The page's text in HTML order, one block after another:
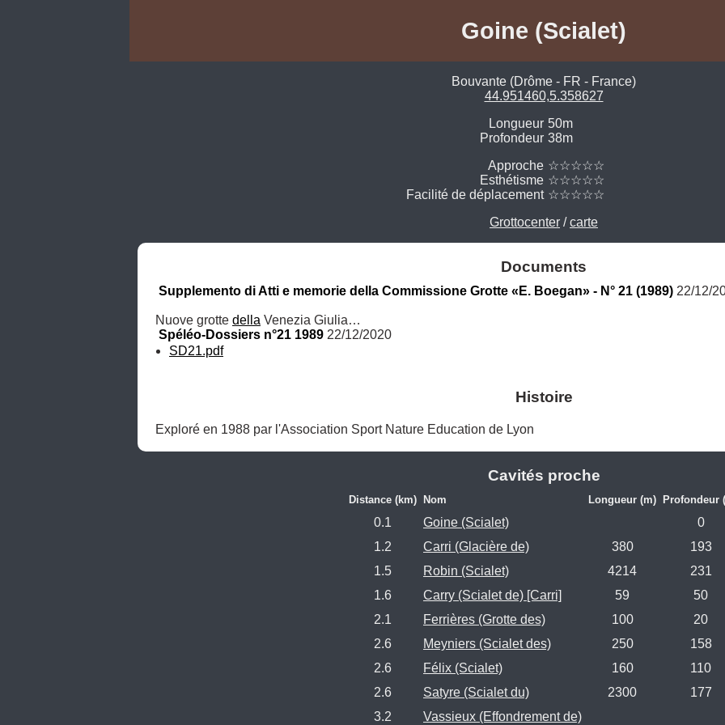
Goine (Scialet)
Bouvante (Drôme - FR - France)
44.951460,5.358627
Longueur 50m
Profondeur 38m
Approche ☆☆☆☆☆
Esthétisme ☆☆☆☆☆
Facilité de déplacement ☆☆☆☆☆
Grottocenter /carte
Documents
Supplemento di Atti e memorie della Commissione Grotte «E. Boegan» - N° 21 (1989) 22/12/
Nuove grotte della Venezia Giulia…
Spéléo-Dossiers n°21 1989 22/12/2020
SD21.pdf
Histoire
Exploré en 1988 par l'Association Sport Nature Education de Lyon
Cavités proche
Distance (km) Nom Longueur (m) Profondeur
0.1 Goine (Scialet)
0
1.2
Carri (Glacière de) 380
193
1.5
Robin (Scialet) 4214
231
1.6
Carry (Scialet de) [Carri] 59
50
2.1
Ferrières (Grotte des) 100
20
2.6
Meyniers (Scialet des) 250
158
2.6
Félix (Scialet) 160
110
2.6
Satyre (Scialet du) 2300
177
3.2
Vassieux (Effondrement de)